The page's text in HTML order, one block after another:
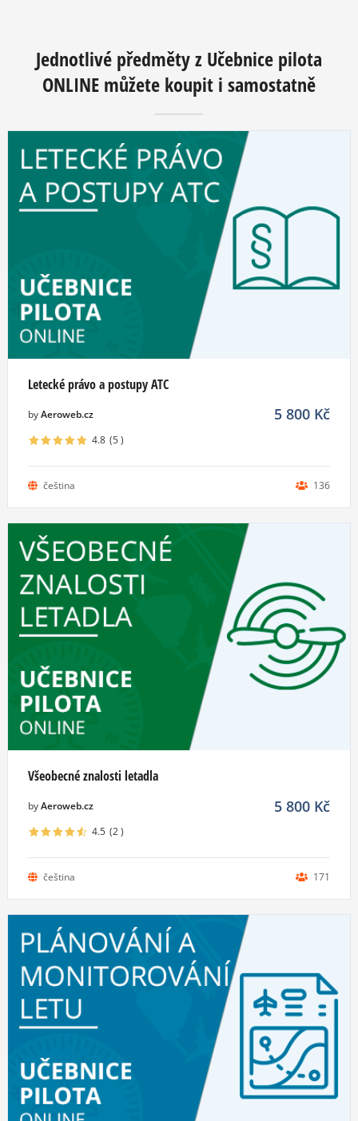
Jednotlivé předměty z Učebnice pilota
ONLINE můžete koupit i samostatně
Letecké právo a postupy ATC
byAeroweb.cz 5 800 Kč
4.8 (5)
čeština 136
Všeobecné znalosti letadla
byAeroweb.cz 5 800 Kč
4.5 (2)
čeština 171